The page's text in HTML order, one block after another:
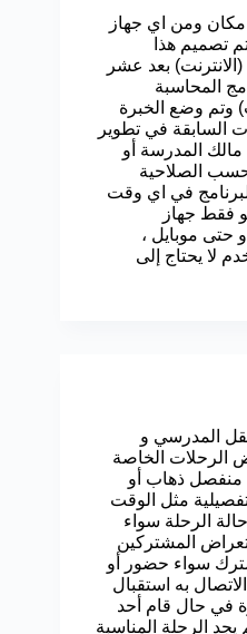
ومن اي جهاز
تصميم هذا
بعد عشر
المحاسبة
وتم وضع الخبرة
السابقة في تطوير
المدرسة أو
حسب الصلاحية
في اي وقت
فقط جهاز
حتى موبايل ،
لا يحتاج إلى
المدرسي و
الرحلات الخاصة
ذهاب أو
مثل الوقت
الرحلة سواء
المشتركين
سواء حضور أو
به استقبال
في حال قام أحد
الرحلة المناسبة